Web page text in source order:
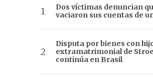
Dos víctimas denuncian
vaciaron sus cuentas de
Disputa por bienes con
extramatrimonial de
continúa en Brasil